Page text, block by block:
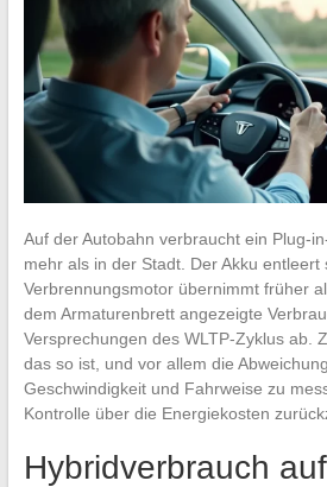
Auf der Autobahn verbraucht ein Plug-
mehr als in der Stadt. Der Akku entleert
Verbrennungsmotor übernimmt früher
dem Armaturenbrett angezeigte
Versprechungen des WLTP-Zyklus ab.
das so ist, und vor allem die
Geschwindigkeit und Fahrweise zu
Kontrolle über die Energiekosten
Hybridverbrauch